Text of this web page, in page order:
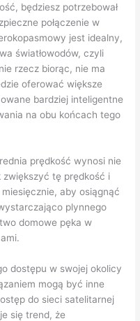
będziesz potrzebował
połączenie w
jest idealny,
światłowodów, czyli
rzecz biorąc, nie ma
oferować większe
bardziej inteligentne
na obu końcach tego
prędkość wynosi nie
zwiększyć tę prędkość i
aby osiągnąć
plynnego
domowe pęka w
dostępu w swojej okolicy
mogą być inne
do sieci satelitarnej
się trend, że